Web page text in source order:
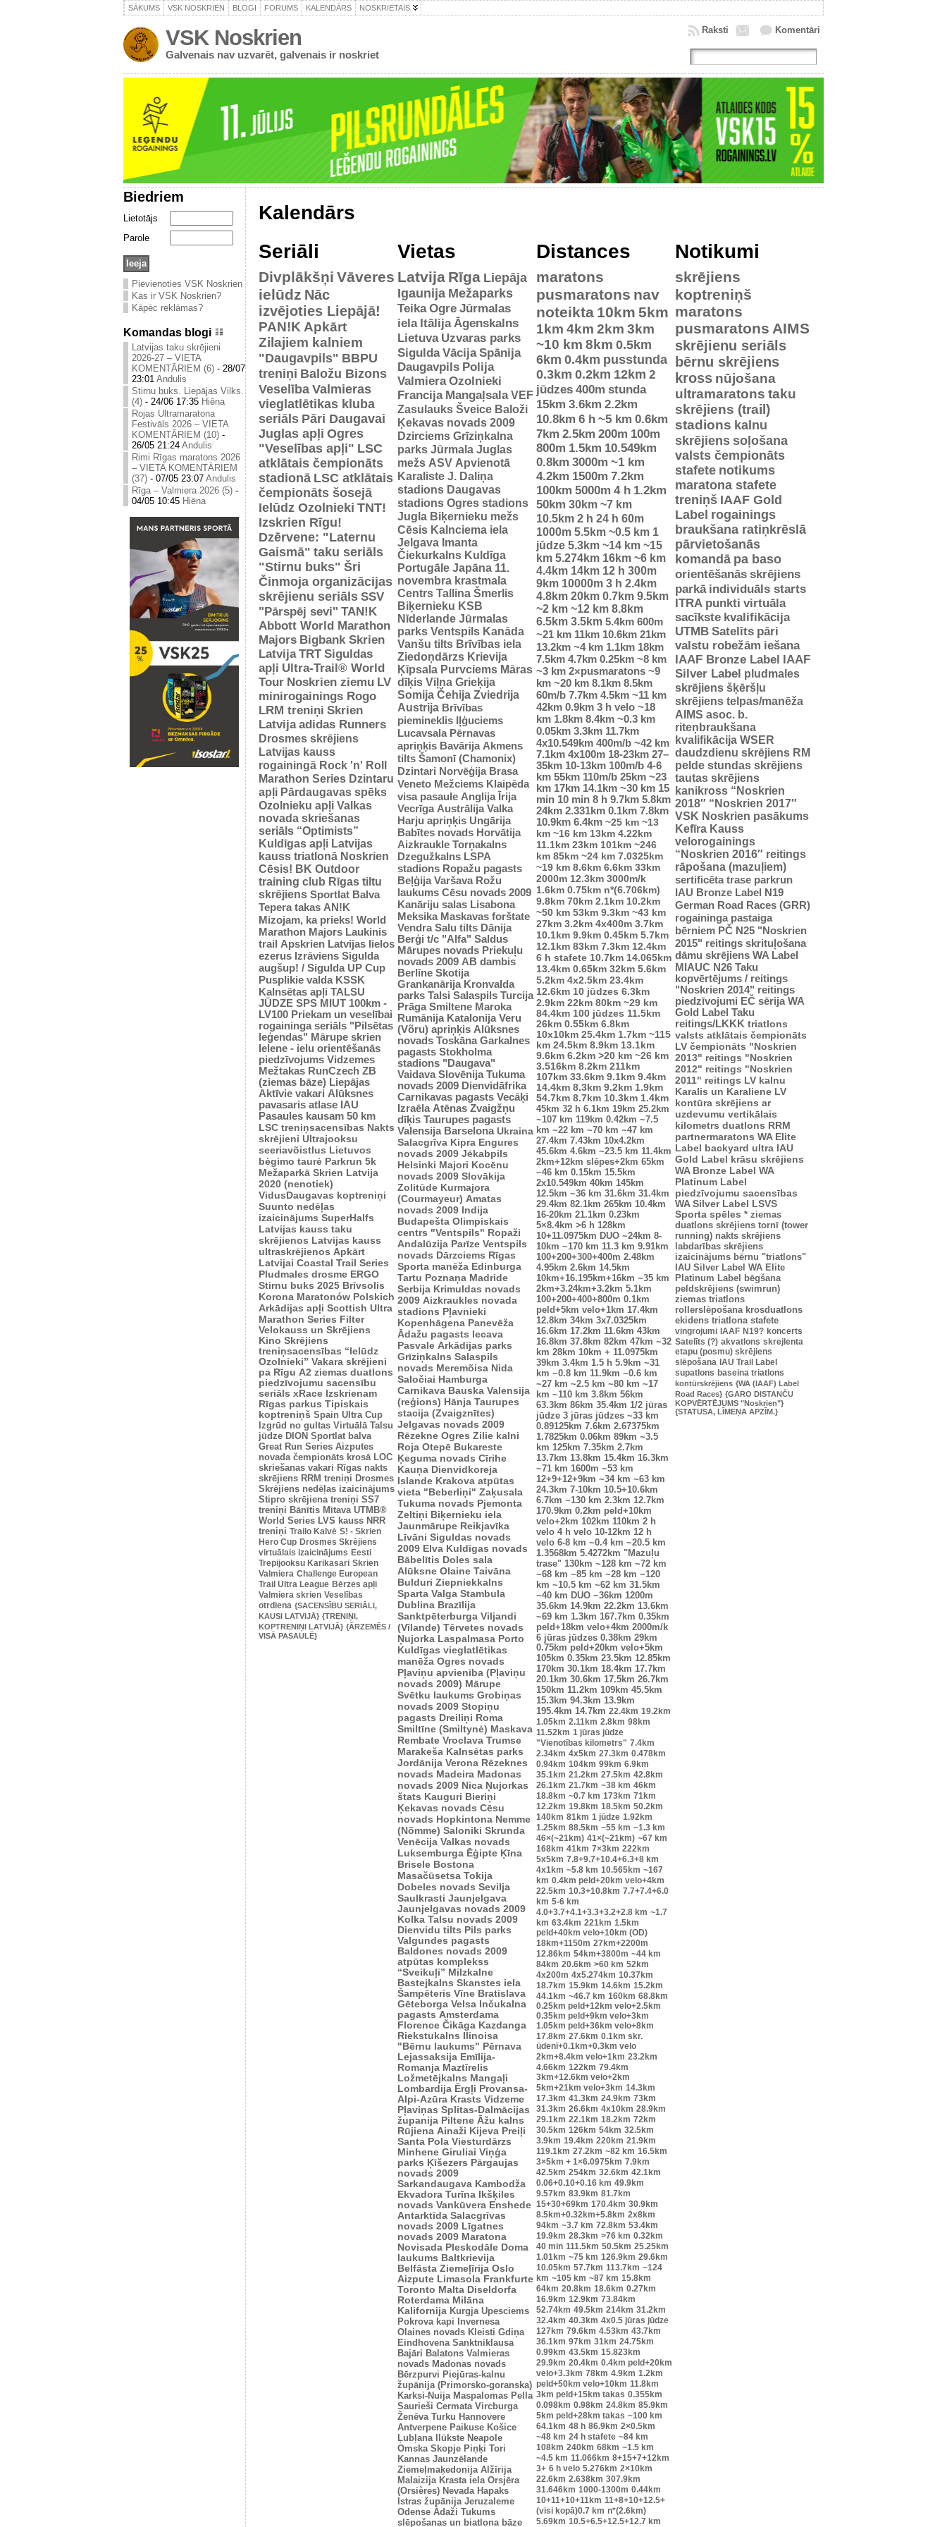
SĀKUMS VSK NOSKRIEN BLOGI FORUMS KALENDĀRS NOSKRIETAIS
VSK Noskrien
Galvenais nav uzvarēt, galvenais ir noskriet
Komentāri
Raksti
Biedriem
Lietotājs
Parole
Pievienoties VSK Noskrien
Kas ir VSK Noskrien?
Kāpēc reklāmas?
Komandas blogi
Latvijas taku skrējieni
2026-27 – VIETA
KOMENTĀRIEM (6) - 28/07
23:01 Andulis
Stirnu buks. Liepājas Vilks.
(4) - 24/06 17:35 Hiēna
Rojas Ultramaratona
Festivāls 2026 – VIETA
KOMENTĀRIEM (10) -
26/05 21:24 Andulis
Rimi Rīgas maratons 2026
– VIETA KOMENTĀRIEM
(37) - 07/05 23:07 Andulis
Rīga – Valmiera 2026 (5) -
04/05 10:45 Hiēna
Kalendārs
Seriāli
Divplākšņi Vāveres
ielūdz Nāc
izvējoties Liepājā!
PAN!K Apkārt
Zilajiem kalniem
"Daugavpils" BBPU
treniņi Baložu Bizons
Veselība Valmieras
vieglatlētikas kluba
seriāls Pāri Daugavai
Juglas apļi Ogres
"Veselības apļi" LSC
atklātais čempionāts
stadionā LSC atklātais
čempionāts šosejā
Ielūdz Ozolnieki TNT!
Izskrien Rīgu!
Dzērvene: "Laternu
Gaismā" taku seriāls
"Stirnu buks" Šri
Činmoja organizācijas
skrējienu seriāls SSV
"Pārspēj sevi" TAN!K
Abbott World Marathon
Majors Bigbank Skrien
Latvija TRT Siguldas
apļi Ultra-Trail® World
Tour Noskrien ziemu LV
minirogainings Rogo
LRM treniņi Skrien
Latvija adidas Runners
Drosmes skrējiens
Latvijas kauss
rogainingā Rock 'n' Roll
Marathon Series Dzintaru
apļi Pārdaugavas spēks
Ozolnieku apļi Valkas
novada skriešanas
seriāls “Optimists”
Kuldīgas apļi Latvijas
kauss triatlonā Noskrien
Cēsis! BK Outdoor
training club Rīgas tiltu
skrējiens Sportlat Balva
Tepera takas AN!K
Mizojam, ka prieks! World
Marathon Majors Laukinis
trail Apskrien Latvijas lielos
ezerus Izrāviens Sigulda
augšup! / Sigulda UP Cup
Pusplikie valda KSSK
Kalnsētas apļi TALSU
JŪDZE SPS MIUT 100km -
LV100 Priekam un veselībai
rogaininga seriāls "Pilsētas
leģendas" Mārupe skrien
Ielene - ielu orientēšanās
piedzīvojums Vidzemes
Mežtakas RunCzech ZB
(ziemas bāze) Liepājas
Aktīvie vakari Alūksnes
pavasaris atlase IAU
Pasaules kausam 50 km
LSC treniņsacensības Nakts
skrējieni Ultrajooksu
seeriavõistlus Lietuvos
bėgimo taurė Parkrun 5k
Mežaparkā Skrien Latvija
2020 (nenotiek)
VidusDaugavas koptreniņi
Suunto nedēļas
izaicinājums SuperHalfs
Latvijas kauss taku
skrējienos Latvijas kauss
ultraskrējienos Apkārt
Latvijai Coastal Trail Series
Pludmales drosme ERGO
Stirnu buks 2025 Brīvsolis
Korona Maratonów Polskich
Arkādijas apļi Scottish Ultra
Marathon Series Filter
Velokauss un Skrējiens
Kino Skrējiens
treniņsacensības “Ielūdz
Ozolnieki” Vakara skrējieni
pa Rīgu A2 ziemas duatlons
piedzīvojumu sacensību
seriāls xRace Izskrienam
Rīgas parkus Tipiskais
koptreniņš Spain Ultra Cup
Izgrūd no gultas Virtuālā Talsu
jūdze DION Sportlat balva
Great Run Series Aizputes
novada čempionāts krosā LOC
skriešanas vakari Rīgas nakts
skrējiens RRM treniņi Drosmes
Skrējiens nedēļas izaicinājums
Stipro skrējiena treniņi SS7
treniņi Bānītis Mītava UTMB®
World Series LVS kauss NRR
treniņi Trailo Kalvė S! - Skrien
Hero Cup Drosmes Skrējiens
virtuālais izaicinājums Eesti
Trepijooksu Karikasari Skrien
Valmiera Challenge European
Trail Ultra League Bērzes apļi
Valmiera skrien Veselības
otrdiena {SACENSĪBU SERIĀLI,
KAUSI LATVIJĀ} {TRENIŅI,
KOPTRENIŅI LATVIJĀ} {ĀRZEMĒS /
VISĀ PASAULĒ}
Vietas
Latvija Rīga Liepāja
Igaunija Mežaparks
Teika Ogre Jūrmalas
iela Itālija Āgenskalns
Lietuva Uzvaras parks
Sigulda Vācija Spānija
Daugavpils Polija
Valmiera Ozolnieki
Francija Mangaļsala VEF
Zasulauks Šveice Baloži
Ķekavas novads 2009
Dzirciems Grīziņkalna
parks Jūrmala Juglas
mežs ASV Apvienotā
Karaliste J. Daliņa
stadions Daugavas
stadions Ogres stadions
Jugla Biķernieku mežs
Cēsis Kalnciema iela
Jelgava Imanta
Čiekurkalns Kuldīga
Portugāle Japāna 11.
novembra krastmala
Centrs Tallina Šmerlis
Biķernieku KSB
Nīderlande Jūrmalas
parks Ventspils Kanāda
Vanšu tilts Brīvības iela
Ziedoņdārzs Krievija
Ķīpsala Purvciems Māras
dīķis Viļņa Grieķija
Somija Čehija Zviedrija
Austrija Brīvības
piemineklis Iļģuciems
Lucavsala Pērnavas
apriņķis Bavārija Akmens
tilts Šamonī (Chamonix)
Dzintari Norvēģija Brasa
Veneto Mežciems Klaipēda
visa pasaule Anglija Īrija
Vecrīga Austrālija Valka
Harju apriņķis Ungārija
Babītes novads Horvātija
Aizkraukle Torņakalns
Dzegužkalns LSPA
stadions Ropažu pagasts
Beļģija Varšava Rožu
laukums Cēsu novads 2009
Kanāriju salas Lisabona
Meksika Maskavas forštate
Vendra Salu tilts Dānija
Berģi t/c "Alfa" Saldus
Mārupes novads Priekuļu
novads 2009 AB dambis
Berlīne Skotija
Grankanārija Kronvalda
parks Talsi Salaspils Turcija
Prāga Smiltene Maroka
Rumānija Katalonija Veru
(Võru) apriņķis Alūksnes
novads Toskāna Garkalnes
pagasts Stokholma
stadions "Daugava"
Vaidava Slovēnija Tukuma
novads 2009 Dienvidāfrika
Carnikavas pagasts Vecāķi
Izraēla Atēnas Zvaigžņu
dīķis Taurupes pagasts
Valensija Barselona Ukraina
Salacgrīva Kipra Engures
novads 2009 Jēkabpils
Helsinki Majori Kocēnu
novads 2009 Slovākija
Zolitūde Kurmajora
(Courmayeur) Amatas
novads 2009 Indija
Budapešta Olimpiskais
centrs "Ventspils" Ropaži
Andalūzija Parīze Ventspils
novads Dārzciems Rīgas
Sporta manēža Edinburga
Tartu Poznaņa Madride
Serbija Krimuldas novads
2009 Aizkraukles novada
stadions Pļavnieki
Kopenhāgena Panevēža
Ādažu pagasts Iecava
Pasvale Arkādijas parks
Grīziņkalns Salaspils
novads Meremõisa Nida
Saločiai Hamburga
Carnikava Bauska Valensija
(reģions) Hānja Taurupes
stacija (Zvaigznītes)
Jelgavas novads 2009
Rēzekne Ogres Zilie kalni
Roja Otepē Bukareste
Ķeguma novads Cīrihe
Kauņa Dienvidkoreja
Islande Krakova atpūtas
vieta "Beberliņi" Zaķusala
Tukuma novads Pjemonta
Zeltiņi Biķernieku iela
Jaunmārupe Reikjavīka
Līvāni Siguldas novads
2009 Elva Kuldīgas novads
Bābelītis Doles sala
Alūksne Olaine Taivāna
Bulduri Ziepniekkalns
Sparta Valga Stambula
Dublina Brazīlija
Sanktpēterburga Viljandi
(Vīlande) Tērvetes novads
Ņujorka Laspalmasa Porto
Kuldīgas vieglatlētikas
manēža Ogres novads
Pļaviņu apvienība (Pļaviņu
novads 2009) Mārupe
Svētku laukums Grobiņas
novads 2009 Stopiņu
pagasts Dreiliņi Roma
Smiltīne (Smiltynė) Maskava
Rembate Vroclava Trumse
Marakeša Kalnsētas parks
Jordānija Verona Rēzeknes
novads Madeira Madonas
novads 2009 Nica Ņujorkas
štats Kauguri Bieriņi
Ķekavas novads Cēsu
novads Hopkintona Nemme
(Nõmme) Saloniki Skrunda
Venēcija Valkas novads
Luksemburga Ēģipte Ķīna
Brisele Bostona
Masačūsetsa Tokija
Dobeles novads Sevilja
Saulkrasti Jaunjelgava
Jaunjelgavas novads 2009
Kolka Talsu novads 2009
Dienvidu tilts Pils parks
Valgundes pagasts
Baldones novads 2009
atpūtas komplekss
“Sveikuļi” Milzkalne
Bastejkalns Skanstes iela
Šampēteris Vīne Bratislava
Gēteborga Velsa Inčukalna
pagasts Amsterdama
Florence Čikāga Kazdanga
Riekstukalns Ilinoisa
"Bērnu laukums" Pērnava
Lejassaksija Emīlija-
Romanja Maztīrelis
Ložmetējkalns Mangaļi
Lombardija Ērgļi Provansa-
Alpi-Azūra Krasts Vidzeme
Pļaviņas Splitas-Dalmācijas
županija Piltene Āžu kalns
Rūjiena Ainaži Kijeva Preiļi
Santa Pola Viesturdārzs
Minhene Giruliai Viņģa
parks Ķīšezers Pārgaujas
novads 2009
Sarkandaugava Kambodža
Ekvadora Turīna Ikšķiles
novads Vankūvera Enshede
Antarktīda Salacgrīvas
novads 2009 Līgatnes
novads 2009 Maratona
Novisada Pleskodāle Doma
laukums Baltkrievija
Belfāsta Ziemeļīrija Oslo
Aizpute Limasola Frankfurte
Toronto Malta Diseldorfa
Roterdama Milāna
Kalifornija Kurgja Upesciems
Pokrova kapi Invernesa
Olaines novads Kleisti Gdiņa
Eindhovena Sanktniklausa
Bajāri Balatons Valmieras
novads Madonas novads
Bērzpurvi Piejūras-kalnu
župānija (Primorsko-goranska)
Karksi-Nuija Maspalomas Pella
Saurieši Cermata Vircburga
Ženēva Turku Hannovere
Antverpene Paikuse Košice
Ļubļana Ilūkste Neapole
Omska Skopje Piņķi Tori
Kannas Jaunzēlande
Ziemeļmaķedonija Alžīrija
Malaizija Krasta iela Orsjēra
(Orsières) Nevada Hapaks
Istras župānija Jeruzaleme
Odense Ādaži Tukums
slēpošanas un biatlona bāze
Distances
maratons
pusmaratons nav
noteikta 10km 5km
1km 4km 2km 3km
~10 km 8km 0.5km
6km 0.4km pusstunda
0.3km 0.2km 12km 2
jūdzes 400m stunda
15km 3.6km 2.2km
10.8km 6 h ~5 km 0.6km
7km 2.5km 200m 100m
800m 1.5km 10.549km
0.8km 3000m ~1 km
4.2km 1500m 7.2km
100km 5000m 4 h 1.2km
50km 30km ~7 km
10.5km 2 h 24 h 60m
1000m 5.5km ~0.5 km 1
jūdze 5.3km ~14 km ~15
km 5.274km 16km ~6 km
4.4km 14km 12 h 300m
9km 10000m 3 h 2.4km
4.8km 20km 0.7km 9.5km
~2 km ~12 km 8.8km
6.5km 3.5km 5.4km 600m
~21 km 11km 10.6km 21km
13.2km ~4 km 1.1km 18km
7.5km 4.7km 0.25km ~8 km
~3 km 2×pusmaratons ~9
km ~20 km 8.1km 8.5km
60m/b 7.7km 4.5km ~11 km
42km 0.9km 3 h velo ~18
km 1.8km 8.4km ~0.3 km
0.05km 3.3km 11.7km
4x10.549km 400m/b ~42 km
7.1km 4x100m 18-23km 27–
35km 10-13km 100m/b 4-6
km 55km 110m/b 25km ~23
km 17km 14.1km ~30 km 15
min 10 min 8 h 9.7km 5.8km
24km 2.331km 0.1km 7.8km
10.9km 6.4km ~25 km ~13
km ~16 km 13km 4.22km
11.1km 23km 101km ~246
km 85km ~24 km 7.0325km
~19 km 8.6km 6.6km 33km
2000m 12.3km 3000m/k
1.6km 0.75km n*(6.706km)
9.8km 70km 2.1km 10.2km
~50 km 53km 9.3km ~43 km
27km 3.2km 4x400m 3.7km
10.1km 9.9km 0.45km 5.7km
12.1km 83km 7.3km 12.4km
6 h stafete 10.7km 14.065km
13.4km 0.65km 32km 5.6km
5.2km 4x2.5km 23.4km
12.6km 10 jūdzes 6.3km
2.9km 22km 80km ~29 km
84.4km 100 jūdzes 11.5km
26km 0.55km 6.8km
10x10km 25.4km 1.7km ~115
km 24.5km 8.9km 13.1km
9.6km 6.2km >20 km ~26 km
3.516km 8.2km 211km
107km 33.6km 9.1km 9.4km
14.4km 8.3km 9.2km 1.9km
54.7km 8.7km 10.3km 1.4km
45km 32 h 6.1km 19km 25.2km
~107 km 119km 0.42km ~7.5
km ~22 km ~70 km ~47 km
27.4km 7.43km 10x4.2km
45.6km 4.6km ~23.5 km 11.4km
2km+12km slēpes+2km 65km
~46 km 0.15km 15.5km
2x10.549km 40km 145km
12.5km ~36 km 31.6km 31.4km
29.4km 82.1km 265km 10.4km
16-20km 21.1km 0.23km
5×8.4km >6 h 128km
10+11.0975km DUO ~24km 8-
10km ~170 km 11.3 km 9.91km
100+200+300+400m 2.48km
4.95km 2.6km 14.5km
10km+16.195km+16km ~35 km
2km+3.24km+3.2km 5.1km
100+200+400+800m 0.1km
peld+5km velo+1km 17.4km
12.8km 34km 3x7.0325km
16.6km 17.2km 11.6km 43km
16.8km 37.8km 82km 47km ~32
km 28km 10km + 11.0975km
39km 3.4km 1.5 h 5.9km ~31
km ~0.8 km 11.9km ~0.6 km
~27 km ~2.5 km ~80 km ~17
km ~110 km 3.8km 56km
63.3km 86km 35.4km 1/2 jūras
jūdze 3 jūras jūdzes ~33 km
0.89125km 7.6km 2.67375km
1.7825km 0.06km 89km ~3.5
km 125km 7.35km 2.7km
13.7km 13.8km 15.4km 16.3km
~71 km 1600m ~53 km
12+9+12+9km ~34 km ~63 km
24.3km 7-10km 10.5+10.6km
6.7km ~130 km 2.3km 12.7km
170.9km 0.2km peld+10km
velo+2km 102km 110km 2 h
velo 4 h velo 10-12km 12 h
velo 6-8 km ~0.4 km ~20.5 km
1.3568km 5.4272km "Mazuļu
trase" 130km ~128 km ~72 km
~68 km ~85 km ~28 km ~120
km ~10.5 km ~62 km 31.5km
~40 km DUO ~36km 1200m
35.6km 14.9km 22.2km 13.6km
~69 km 1.3km 167.7km 0.35km
peld+18km velo+4km 2000m/k
6 jūras jūdzes 0.38km 29km
0.75km peld+20km velo+5km
105km 0.35km 23.5km 12.85km
170km 30.1km 18.4km 17.7km
20.1km 30.6km 17.5km 26.7km
150km 11.2km 109km 45.5km
15.3km 94.3km 13.9km
195.4km 14.7km 22.4km 19.2km
1.05km 2.11km 2.8km 98km
11.52km 1 jūras jūdze
"Vienotības kilometrs" 7.4km
2.34km 4x5km 27.3km 0.478km
0.94km 104km 99km 6.9km
35.1km 21.2km 27.5km 42.8km
26.1km 21.7km ~38 km 46km
18.8km ~0.7 km 173km 71km
12.2km 19.8km 18.5km 50.2km
140km 81km 1 jūdze 1.92km
1.25km 88.5km ~55 km ~1.3 km
46×(~21km) 41×(~21km) ~67 km
168km 41km 7×3km 222km
5x5km 7.8+9.7+10.4+6.3+8 km
4x1km ~5.8 km 10.565km ~167
km 0.4km peld+20km velo+4km
22.5km 10.3+10.8km 7.7+7.4+6.0
km 5-6 km
4.0+3.7+4.1+3.3+3.2+2.8 km ~1.7
km 63.4km 221km 1.5km
peld+40km velo+10km (OD)
18km+1150m 27km+2200m
12.86km 54km+3800m ~44 km
84km 20.6km >60 km 52km
4x200m 4x5.274km 10.37km
18.7km 15.9km 14.6km 15.2km
44.1km ~46.7 km 160km 68.8km
0.25km peld+12km velo+2.5km
0.35km peld+9km velo+3km
1.05km peld+36km velo+8km
17.8km 27.6km 0.1km skr.
ūdenī+0.1km+0.3km velo
2km+8.4km velo+1km 23.2km
4.66km 122km 79.4km
3km+12.6km velo+2km
5km+21km velo+3km 14.3km
17.3km 41.3km 24.9km 73km
31.3km 26.6km 4x10km 28.9km
29.1km 22.1km 18.2km 72km
30.5km 126km 54km 32.5km
3.9km 19.4km 220km 21.9km
119.1km 27.2km ~82 km 16.5km
3×5km + 1×6.0975km 7.9km
42.5km 254km 32.6km 42.1km
0.06+0.10+0.16 km 49.9km
9.57km 83.9km 81.7km
15+30+69km 170.4km 30.9km
8.5km+0.32km+5.8km 2x8km
94km ~3.7 km 72.8km 53.4km
19.9km 28.3km >76 km 0.32km
40 min 111.5km 50.5km 25.25km
1.01km ~75 km 126.9km 29.6km
10.05km 57.7km 113.7km ~124
km ~105 km ~87 km 15.8km
64km 20.8km 18.6km 0.27km
16.9km 12.9km 73.84km
52.74km 49.5km 214km 31.2km
32.4km 40.3km 4x0.5 jūras jūdze
127km 79.6km 4.53km 43.7km
36.1km 97km 31km 24.75km
0.99km 43.5km 15.823km
29.9km 20.4km 0.4km peld+20km
velo+3.3km 78km 4.9km 1.2km
peld+50km velo+10km 11.8km
3km peld+15km takas 0.355km
0.098km 0.98km 24.8km 85.9km
5km peld+28km takas ~100 km
64.1km 48 h 86.9km 2×0.5km
~48 km 24 h stafete ~84 km
108km 240km 68km ~1.5 km
~4.5 km 11.066km 8+15+7+12km
3+ 6 h velo 5.276km 2×10km
22.6km 2.638km 307.9km
31.646km 1000-1300m 0.44km
10+11+10+11km 11+8+10+12.5+
(visi kopā)0.7 km n*(2.6km)
5.69km 10.5+6.5+12.5+12.7 km
Notikumi
skrējiens
koptreniņš
maratons
pusmaratons AIMS
skrējienu seriāls
bērnu skrējiens
kross nūjošana
ultramaratons taku
skrējiens (trail)
stadions kalnu
skrējiens soļošana
valsts čempionāts
stafete notikums
maratona stafete
treniņš IAAF Gold
Label rogainings
braukšana ratiņkrēslā
pārvietošanās
komandā pa baso
orientēšanās skrējiens
parkā individuāls starts
ITRA punkti virtuāla
sacīkste kvalifikācija
UTMB Satelīts pāri
valstu robežām iešana
IAAF Bronze Label IAAF
Silver Label pludmales
skrējiens šķēršļu
skrējiens telpas/manēža
AIMS asoc. b.
riteņbraukšana
kvalifikācija WSER
daudzdienu skrējiens RM
pelde stundas skrējiens
tautas skrējiens
kanikross “Noskrien
2018″ “Noskrien 2017″
VSK Noskrien pasākums
Kefīra Kauss
velorogainings
“Noskrien 2016″ reitings
rāpošana (mazuļiem)
sertificēta trase parkrun
IAU Bronze Label N19
German Road Races (GRR)
rogaininga pastaiga
bērniem PČ N25 "Noskrien
2015" reitings skrituļošana
dāmu skrējiens WA Label
MIAUC N26 Taku
kopvērtējums / reitings
"Noskrien 2014" reitings
piedzīvojumi EČ sērija WA
Gold Label Taku
reitings/LKKK triatlons
valsts atklātais čempionāts
LV čempionāts "Noskrien
2013" reitings "Noskrien
2012" reitings "Noskrien
2011" reitings LV kalnu
Karalis un Karaliene LV
kontūra skrējiens ar
uzdevumu vertikālais
kilometrs duatlons RRM
partnermaratons WA Elite
Label backyard ultra IAU
Gold Label krāsu skrējiens
WA Bronze Label WA
Platinum Label
piedzīvojumu sacensības
WA Silver Label LSVS
Sporta spēles * ziemas
duatlons skrējiens tornī (tower
running) nakts skrējiens
labdarības skrējiens
izaicinājums bērnu "triatlons"
IAU Silver Label WA Elite
Platinum Label bēgšana
peldskrējiens (swimrun)
ziemas triatlons
rollerslēpošana krosduatlons
ekidens triatlona stafete
vingrojumi IAAF N19? koncerts
Satelīts (?) akvatlons skrejlenta
etapu (posmu) skrējiens
slēpošana
IAU Trail Label
supatlons baseina triatlons
kontūrskrējiens {WA (IAAF) Label
Road Races} {GARO DISTANČU
KOPVĒRTĒJUMS "Noskrien"}
{STATUSA, LĪMEŅA APZĪM.}